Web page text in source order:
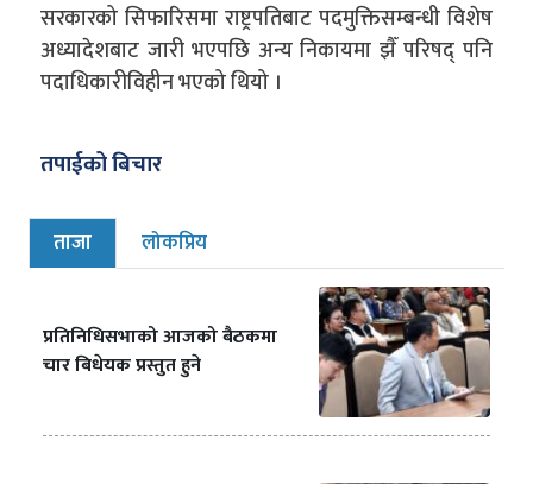
सरकारको सिफारिसमा राष्ट्रपतिबाट पदमुक्तिसम्बन्धी विशेष
अध्यादेशबाट जारी भएपछि अन्य निकायमा झैँ परिषद् पनि
पदाधिकारीविहीन भएको थियो ।
तपाईको बिचार
ताजा लोकप्रिय
प्रतिनिधिसभाको आजको बैठकमा
चार बिधेयक प्रस्तुत हुने